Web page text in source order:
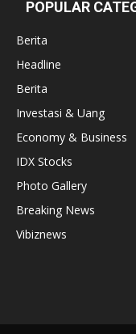
POPULAR
Berita
Headline
Berita
Investasi & Uang
Economy & Business
IDX Stocks
Photo Gallery
Breaking News
Vibiznews